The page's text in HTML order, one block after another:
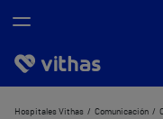
Nosotros
Hospitales Vithas Comunicación